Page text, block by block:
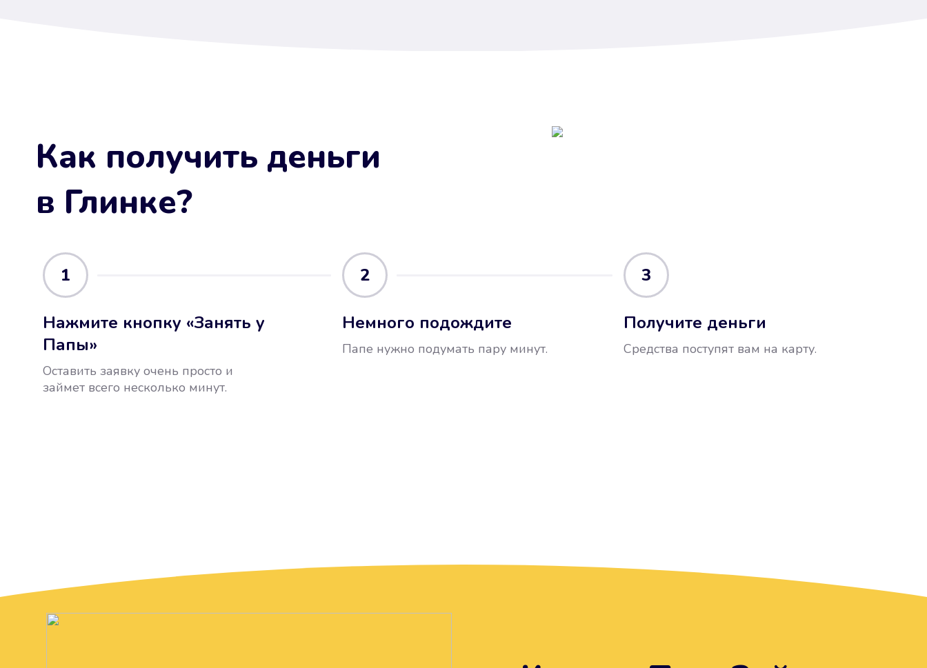
Как получить деньги
в Глинке?
1
Нажмите кнопку «Занять у
Папы»
Оставить заявку очень просто и
займет всего несколько минут.
2
Немного подождите
Папе нужно подумать пару минут.
3
Получите деньги
Средства поступят вам на карту.